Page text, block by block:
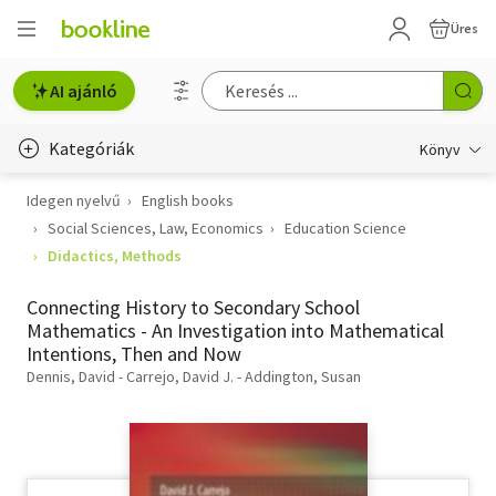
Üres
AI ajánló
Kategóriák Könyv
Életmód, egészség
Erotika
Gyermek- és ifjúsági
Hobbi, szabadidő
Idegen nyelvű
English books
Social Sciences, Law, Economics
Education Science
Didactics, Methods
Connecting History to Secondary School
Mathematics - An Investigation into Mathematical
Intentions, Then and Now
Dennis, David - Carrejo, David J. - Addington, Susan